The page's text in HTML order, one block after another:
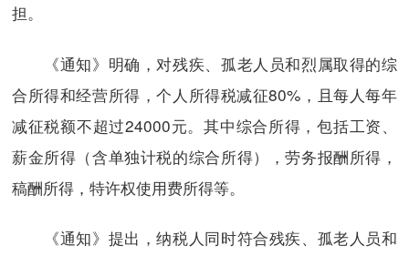
担。
《通知》明确，对残疾、孤老人员和烈属取得的综
合所得和经营所得，个人所得税减征80%，且每人每年
减征税额不超过24000元。其中综合所得，包括工资、
薪金所得（含单独计税的综合所得），劳务报酬所得，
稿酬所得，特许权使用费所得等。
《通知》提出，纳税人同时符合残疾、孤老人员和